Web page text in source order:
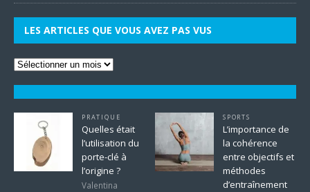
LES ARTICLES QUE VOUS AVEZ PAS VUS
PRATIQUE
Quelles était
l’utilisation du
porte-clé à
l’origine ?
Valentina
SPORTS
L’importance de
la cohérence
entre objectifs et
méthodes
d’entraînement